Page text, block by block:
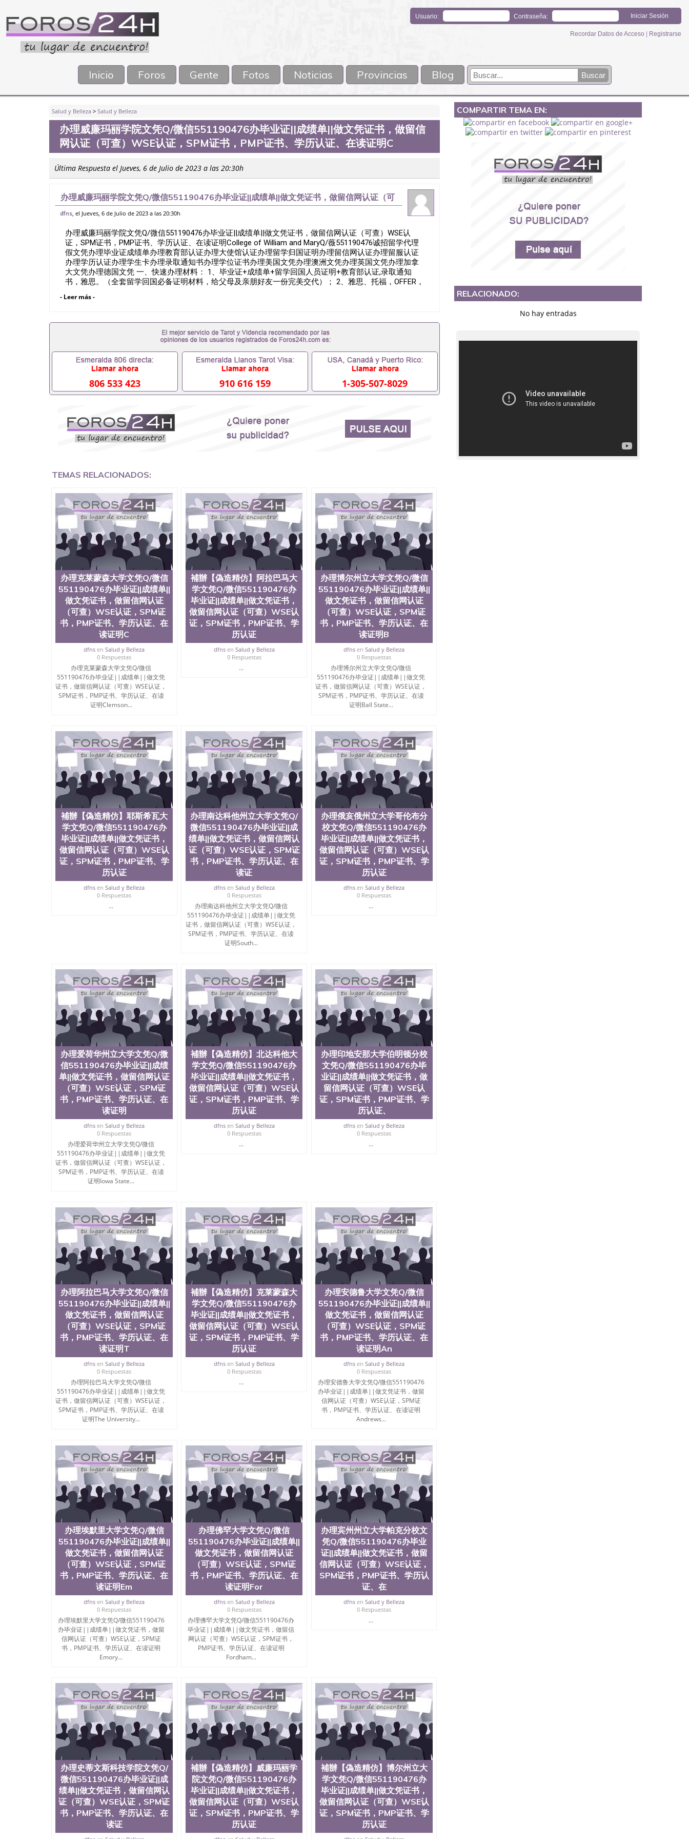
Usuario: Contraseña:
Recordar Datos de Acceso Registrarse
Inicio Foros Gente Fotos Noticias Provincias Blog
Salud y Belleza > Salud y Belleza
办理威廉玛丽学院文凭Q/微信551190476办毕业证||成绩单||做文凭证书，做留信
网认证（可查）WSE认证，SPM证书，PMP证书、学历认证、在读证明C
Última Respuesta el Jueves, 6 de Julio de 2023 a las 20:30h
办理威廉玛丽学院文凭Q/微信551190476办毕业证||成绩单||做文凭证书，做留信网认证（可
查）WSE认证，SPM证书，PMP证书、学历认证、在读证明C
dfns, el Jueves, 6 de Julio de 2023 a las 20:30h
办理威廉玛丽学院文凭Q/微信551190476办毕业证||成绩单||做文凭证书，做留信网认证（可查）WSE认
证，SPM证书，PMP证书、学历认证、在读证明College of William and MaryQ/薇551190476诚招留学代理
假文凭办理毕业证成绩单办理教育部认证办理大使馆认证办理留学归国证明办理留信网认证办理留服认证
办理学历认证办理学生卡办理录取通知书办理学位证书办理美国文凭办理澳洲文凭办理英国文凭办理加拿
大文凭办理德国文凭 一、快速办理材料： 1、毕业证+成绩单+留学回国人员证明+教育部认证,录取通知
书，雅思。（全套留学回国必备证明材料，给父母及亲朋好友一份完美交代）； 2、雅思、托福，OFFER，
时都可以安排办理，毕业证成绩单，学校，专业，学位，毕业时间都可以根据客户要求安排。 国内找工作
料551190476入职事业单位/国企假的毕业证会查吗551190476入职国企/事业单位需要些什么材料
551190476办理假毕业证在国内能用吗, 挂科拿不到毕业证怎么办, 毕业证丢了怎么办, 没有正常毕业怎么办
理毕业证,没毕业可以办学历认证吗,您是否因为中途辍学、挂科而没有正常毕业551190476您是否因为递交
材料不齐而被拒之门外551190476您是否因没正常毕业而导致回国得不到教育部认证在校挂科了不想读了,
成绩不理想毕不了业怎么办551190476找工作没有文凭怎么办,怎么办理本科/研究生文凭551190476如何办
理本科/硕士毕业证551190476网上买文凭可靠吗551190476哪里可以买国外文凭551190476国外本科毕业
证怎么办理551190476国外大学文凭可以打工作吗551190476怎么办理 外假毕业证551190476哪里可以制作
美国毕业证551190476哪里可以办理澳洲毕业证551190476留学生在哪里可以买假毕业证551190476哪里可
551190476 如何拿到国外毕业证QQ微信551190476办假大学毕业证QQ微信551190476国外毕业证去哪认证
QQ微信551190476找毕业证封皮QQ微信551190476国外毕业证外壳定制QQ微信551190476快速代办国外毕
业证QQ微信551190476快速拿到国外文凭QQ微信551190476国外留学文凭认证QQ微信551190476国外文凭
551190476买国外文凭质量QQ微信551190476国外本科毕业证怎么办理QQ微信551190476国外大学文凭真
外毕业证价格QQ微信551190476国外编号查询QQ微信551190476办理国外文凭要交定金吗QQ微信
551190476办国外可查文凭QQ微信551190476网上购买真文凭可信吗QQ微信551190476学士学位证书查询
机构QQ微信551190476 国外资格证书办理QQ微信551190476如何办理学历认证QQ微信551190476海外文凭
认证办理QQ微信551190476 圣何塞州立大学（San Jose State University, 又译为“圣荷西州立大学”）成立于
1857年，简称SJSU，是加州历史悠久的大学之一，也是美西地区的公立大学之一。位于圣何塞市San Jose
中心，占地154公顷。它是一所位于加利福尼亚州的著名综合性公立大学，它以极高的就业率，全美名列前
茅的毕业薪资，浓厚的多元化学术氛围，杰出的本科教育质量，被《福克斯》杂志评选为全美50强公立综
合性大学，每年有来自世界各地的成百上千的海外学生前往求学。 至今，这是一所在世界上享有学术地
位、声誉、实习机会和影响力的高等教育机构，并获誉为美国本科教育质量的核心代表。其计算机系与会
计系更是在当今美国大学教学排名中表现优异。其毕业生大多可以在其所处地域的世界硅谷中心得到工作
机会。许多硅谷公司甚至在学生大三和大四的学期提供许多相应科系的实习机会。无论是加州大学系统
(UC)，还是加州州立大学系统(CSU), 圣何塞州立大学都占据着加州所有大学中的地理位置。 圣何塞州立大
学座落于硅谷(Silicon Valley), 于附近的旧金山-圣何塞地区为全美的重要科技中心。约有学生三万人，超过
134种学士学科和65个硕士学科，并有来自世界60余国的学生来此就读。其有名的科系如计算机科学，电
子工程学，工商管理学，艺术设计，和航空学等，深受性肯定及好评；而各种大学部和研究所的商学课程
也吸引了众多不同国家的专业人士前来研究与学习。 二、办理流程： 1、收集客户办理信息； 2、客户付
定金下单； 3、公司确认到账转制作点做电子图； 4、电子图做好发给客户确认； 5、电子图确认好转成品
部做成品； 6、成品做好拍照或者视频确认再付余款； 7、快递给客户（国内顺丰，国外DHL）。 三、真实
网上可查的证明材料 1、教育部学历学位认证，留服真实存档可查，存档。 2、留学回国人员证明（使馆认
证），使馆网站真实存档可查。 3、留信网真实可查认证办理，存档可查，终身受用。 四、办理流程农业
科学院、艺术与建筑学院、商学院、交流学院、地球及物质科学院、教育学院、工程学院、健康与人类发
展学院、信息工程与科学学院、人文学院、护理学院、科学学院等。学校的教育学院排名在全美前十名，
工学院排名在前十五名，且继续攀升中。纽约大学为学生们提供本科、硕士及博士学位。学校的专业课程
术、电子工程、天文学、农业、环境污染控制、历史、电气工程、生物工程、建筑设计、工商管理、材料
科学、机械工程、航天工程、土木工程、数学、化学、英语、社会科学、心理学、戏剧、市场营销、机械
工程、计算机科学、物理学、人工智能、商科、金融专业 1、客户提供相关材料，确定客户办理信息，给
出操作方案； 2、补充毕业证成绩单等相关材料； 3、留服注册申请账号，付定金； 4、预约递交时间，公
司人员陪同客户本人一起去留服递交材料； 5、等待结果，完成结果书留服直接邮寄给客户 6、客户确认收
到结果，付余款。 我们对海外大学及学院的毕业证成绩单所使用的材料，尺寸大小，防伪结构（包括：水
印，阴影底纹，钢印LOGO烫金烫银，LOGO烫金烫银复合重叠。 文字图案浮雕，激光镭射，紫外荧光，温
感，复印防伪）都有原版本文凭对照。质量得到了广大海外客户群体的认可，同时和海外学校留学中介，
同时能做到与时俱进，及时掌握各大院校的（毕业证，成绩单，资格证，学生卡，结业证，录取通知书，
在读证明等相关材料）的版本更新信息， 能够在时间掌握的海外学历文凭的样版，尺寸大小，纸张材质，
防伪技术等等，并在时间收集到原版实物，以求达到客户的需求。 我们的优势： 我们在保证合理定价的同
时，坚持较高性价比，通过品质和效率不断优化，为您倾情诠释什么是高性价比。 咨询顾问：Sam q/微
信:551190476 Q/微信:551190476办理毕业证成绩单、教育部认证,录取通知书，雅思，留学回国证明.
公司专业制作、办理、仿制、成绩单文凭、改成绩、教育部学历学位认证、毕业证、成绩单、文凭、学历
文凭、假文凭假毕业证假学历书制作、假制作、办理、仿制学位证书、毕业证文凭、文凭毕业证、毕业证
认证、留服认证、使馆认证、使馆证明、使馆留学回国人员证明、留学生认证、学历认证、文凭认证学位
认证、留学生学历认证、留学生学位认证、英国文凭学历、美国文凭学历、澳洲文凭学历、加拿大文凭学
历、新西兰学历认证等q:551190476 微信：551190476 圣何塞州立大学毕业证（San Jose State
University）圣何塞州立大学毕业证（San Jose State University）圣何塞州立大学毕业证（San Jose State
University）圣何塞州立大学成绩单（San Jose State University）圣何塞州立大学成绩单（ San Jose State
University）圣何塞州立大学成绩单（San Jose State University）成绩单圣何塞州立大学文凭（San Jose
State University）圣何塞州立大学（San Jose State University）圣何塞州立大学（San Jose State
圣何塞州立大学文凭（San Jose State University）圣何塞州立大学学历（ San Jose State University）圣何
塞州立大学学历（San Jose State University）圣何塞州立大学学历（San Jose State University）圣 塞州立
大学学历（San Jose State University）圣何塞州立大学（San Jose State University）圣何塞州立大学
（San Jose State University）圣何塞州立大学（San Jose State University）圣何塞州立大学（San Jose
State University）圣何塞州立大学学位证（San Jose State University）圣何塞州立大学学位证（San Jose
State University）圣何塞州立大学学位证（San Jose State University）圣何塞州立大学（San Jose State
University）圣何塞州立大学（San Jose State University）圣何塞州立大学（San Jose State University）圣
何塞州立大学（San Jose State University）圣何塞州立大学学位证（San Jose State University）圣何塞州
立大学学位证（San Jose State University）圣何塞州立大学结业证（San Jose State University）圣何塞州
立大学结业证（San Jose State University）圣何塞州立大学结业证（San Jose State University）圣何塞州
立大学学位证（San Jose State University）圣何塞州立大学学位证（San Jose State University）圣何塞州
立大学学历证书（San Jose State University）圣何塞州立大学学历证书（San Jose State University）圣何
塞州立大学学历证书（San Jose State University）澳洲读书未毕业找人做文凭学位qq微信551190476澳洲
读CQU中央昆士兰大学学历 绩单购买学位证书/澳洲读本科硕士做文凭/购买澳洲大学毕业证成绩单假文凭
学历offieUniversityofSouthernQueensland 澳洲读书未毕业找人做文凭学位qq微信551190476澳洲读CQU中
央昆士兰大学学历成绩单购买学位证书/澳洲读本科硕士做文凭/购买澳洲大学毕业证成绩单假文凭学历办
理威廉玛丽学院文凭Q/微信551190476办毕业证||成绩单||做文凭证书，做留信网认证（可查）WSE认证，
SPM证书，PMP证书、学历认证、在读证明College of William and Mary
- Leer más -
806 533 423 910 616 159 1-305-507-8029
TEMAS RELACIONADOS:
办理克莱蒙森大学文凭Q/微信
551190476办毕业证||成绩单||
做文凭证书，做留信网认证
（可查）WSE认证，SPM证
书，PMP证书、学历认证、在
读证明C
dfns enSalud y Belleza
0 Respuestas
办理克莱蒙森大学文凭Q/微信
551190476办毕业证||成绩单||做文凭
证书，做留信网认证（可查）WSE认证，
SPM证书，PMP证书、学历认证、在读
证明Clemson...
補辦【偽造精仿】阿拉巴马大
学文凭Q/微信551190476办
毕业证||成绩单||做文凭证书，
做留信网认证（可查）WSE认
证，SPM证书，PMP证书、学
历认证
dfnsen Salud y Belleza
0 Respuestas
...
办理博尔州立大学文凭Q/微信
551190476办毕业证||成绩单||
做文凭证书，做留信网认证
（可查）WSE认证，SPM证
书，PMP证书、学历认证、在
读证明B
dfns enSalud y Belleza
0 Respuestas
办理博尔州立大学文凭Q/微信
551190476办毕业证||成绩单||做文凭
证书，做留信网认证（可查）WSE认证，
SPM证书，PMP证书、学历认证、在读
证明Ball State...
補辦【偽造精仿】耶斯希瓦大
学文凭Q/微信551190476办
毕业证||成绩单||做文凭证书，
做留信网认证（可查）WSE认
证，SPM证书，PMP证书、学
历认证
dfns enSalud y Belleza
0 Respuestas
...
办理南达科他州立大学文凭Q/
微信551190476办毕业证||成
绩单||做文凭证书，做留信网认
证（可查）WSE认证，SPM证
书，PMP证书、学历认证、在
读证
dfnsen Salud y Belleza
0 Respuestas
办理南达科他州立大学文凭Q/微信
551190476办毕业证||成绩单||做文凭
证书，做留信网认证（可查）WSE认证，
SPM证书，PMP证书、学历认证、在读
证明South...
办理俄亥俄州立大学哥伦布分
校文凭Q/微信551190476办
毕业证||成绩单||做文凭证书，
做留信网认证（可查）WSE认
证，SPM证书，PMP证书、学
历认证
dfns enSalud y Belleza
0 Respuestas
...
办理爱荷华州立大学文凭Q/微
信551190476办毕业证||成绩
单||做文凭证书，做留信网认证
（可查）WSE认证，SPM证
书，PMP证书、学历认证、在
读证明
dfns enSalud y Belleza
0 Respuestas
办理爱荷华州立大学文凭Q/微信
551190476办毕业证||成绩单||做文凭
证书，做留信网认证（可查）WSE认证，
SPM证书，PMP证书、学历认证、在读
证明Iowa State...
補辦【偽造精仿】北达科他大
学文凭Q/微信551190476办
毕业证||成绩单||做文凭证书，
做留信网认证（可查）WSE认
证，SPM证书，PMP证书、学
历认证
dfnsen Salud y Belleza
0 Respuestas
...
办理印地安那大学伯明顿分校
文凭Q/微信551190476办毕
业证||成绩单||做文凭证书，做
留信网认证（可查）WSE认
证，SPM证书，PMP证书、学
历认证、
dfns enSalud y Belleza
0 Respuestas
...
办理阿拉巴马大学文凭Q/微信
551190476办毕业证||成绩单||
做文凭证书，做留信网认证
（可查）WSE认证，SPM证
书，PMP证书、学历认证、在
读证明T
dfns enSalud y Belleza
0 Respuestas
办理阿拉巴马大学文凭Q/微信
551190476办毕业证||成绩单||做文凭
证书，做留信网认证（可查）WSE认证，
SPM证书，PMP证书、学历认证、在读
证明The University...
補辦【偽造精仿】克莱蒙森大
学文凭Q/微信551190476办
毕业证||成绩单||做文凭证书，
做留信网认证（可查）WSE认
证，SPM证书，PMP证书、学
历认证
dfnsen Salud y Belleza
0 Respuestas
...
办理安德鲁大学文凭Q/微信
551190476办毕业证||成绩单||
做文凭证书，做留信网认证
（可查）WSE认证，SPM证
书，PMP证书、学历认证、在
读证明An
dfns enSalud y Belleza
0 Respuestas
办理安德鲁大学文凭Q/微信551190476
办毕业证||成绩单||做文凭证书，做留
信网认证（可查）WSE认证，SPM证
书，PMP证书、学历认证、在读证明
Andrews...
办理埃默里大学文凭Q/微信
551190476办毕业证||成绩单||
做文凭证书，做留信网认证
（可查）WSE认证，SPM证
书，PMP证书、学历认证、在
读证明Em
dfns enSalud y Belleza
0 Respuestas
办理埃默里大学文凭Q/微信551190476
办毕业证||成绩单||做文凭证书，做留
信网认证（可查）WSE认证，SPM证
书，PMP证书、学历认证、在读证明
Emory...
办理佛罕大学文凭Q/微信
551190476办毕业证||成绩单||
做文凭证书，做留信网认证
（可查）WSE认证，SPM证
书，PMP证书、学历认证、在
读证明For
dfnsen Salud y Belleza
0 Respuestas
办理佛罕大学文凭Q/微信551190476办
毕业证||成绩单||做文凭证书，做留信
网认证（可查）WSE认证，SPM证书，
PMP证书、学历认证、在读证明
Fordham...
办理宾州州立大学帕克分校文
凭Q/微信551190476办毕业
证||成绩单||做文凭证书，做留
信网认证（可查）WSE认证，
SPM证书，PMP证书、学历认
证、在
dfns enSalud y Belleza
0 Respuestas
...
办理史蒂文斯科技学院文凭Q/
微信551190476办毕业证||成
绩单||做文凭证书，做留信网认
证（可查）WSE认证，SPM证
书，PMP证书、学历认证、在
读证
補辦【偽造精仿】威廉玛丽学
院文凭Q/微信551190476办
毕业证||成绩单||做文凭证书，
做留信网认证（可查）WSE认
证，SPM证书，PMP证书、学
历认证
補辦【偽造精仿】博尔州立大
学文凭Q/微信551190476办
毕业证||成绩单||做文凭证书，
做留信网认证（可查）WSE认
证，SPM证书，PMP证书、学
历认证
COMPARTIR TEMA EN:
RELACIONADO:
No hay entradas